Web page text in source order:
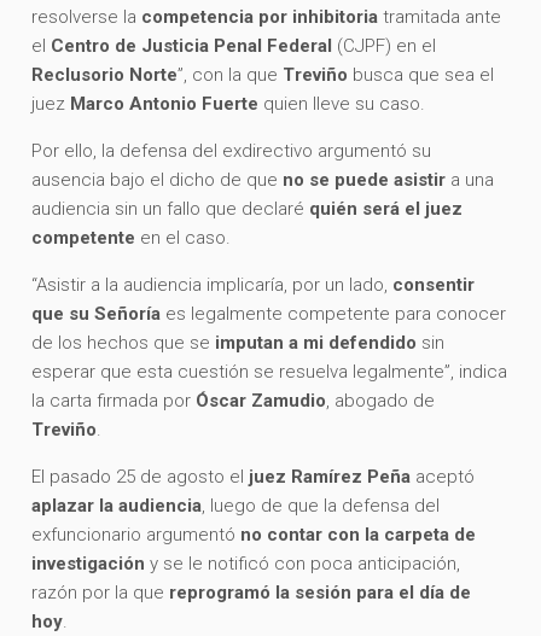
resolverse la competencia por inhibitoria tramitada ante
el Centro de Justicia Penal Federal (CJPF) en el
Reclusorio Norte”, con la que Treviño busca que sea el
juez Marco Antonio Fuerte quien lleve su caso.
Por ello, la defensa del exdirectivo argumentó su
ausencia bajo el dicho de que no se puede asistir a una
audiencia sin un fallo que declaré quién será el juez
competente en el caso.
“Asistir a la audiencia implicaría, por un lado, consentir
que su Señoría es legalmente competente para conocer
de los hechos que se imputan a mi defendido sin
esperar que esta cuestión se resuelva legalmente”, indica
la carta firmada por Óscar Zamudio, abogado de
Treviño.
El pasado 25 de agosto el juez Ramírez Peña aceptó
aplazar la audiencia, luego de que la defensa del
exfuncionario argumentó no contar con la carpeta de
investigación y se le notificó con poca anticipación,
razón por la que reprogramó la sesión para el día de
hoy.